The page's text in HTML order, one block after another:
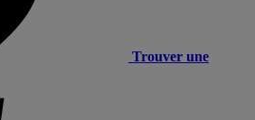
Trouver une